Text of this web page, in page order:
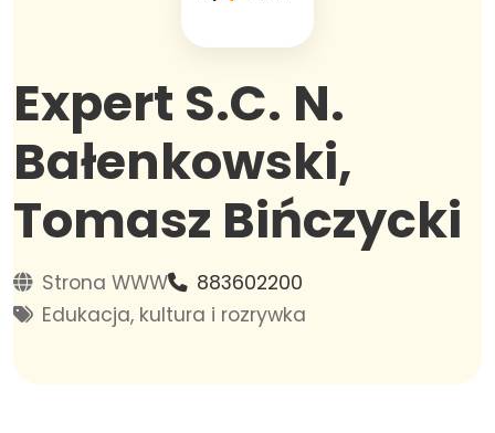
Expert S.C. N.
Bałenkowski,
Tomasz Bińczycki
Strona WWW
883602200
Edukacja, kultura i rozrywka